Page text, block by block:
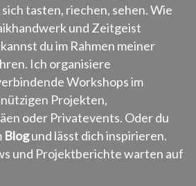
tasten, riechen, sehen. Wie
und Zeitgeist
du im Rahmen meiner
Ich organisiere
Workshops im
Projekten,
oder Privatevents. Oder du
Blogund lässt dich inspirieren.
und Projektberichte warten auf